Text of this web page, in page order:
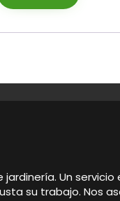
jardinería. Un
su trabajo. Nos